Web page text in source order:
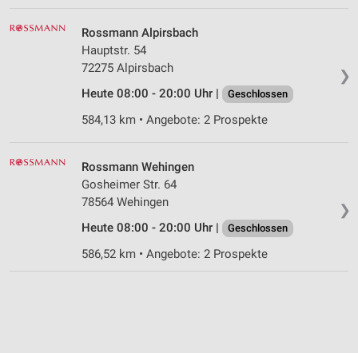
❯
Rossmann Alpirsbach
Hauptstr. 54
72275 Alpirsbach
Heute 08:00 - 20:00 Uhr |
Geschlossen
584,13 km • Angebote: 2 Prospekte
❯
Rossmann Wehingen
Gosheimer Str. 64
78564 Wehingen
Heute 08:00 - 20:00 Uhr |
Geschlossen
586,52 km • Angebote: 2 Prospekte